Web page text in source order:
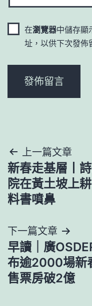
在瀏覽器中儲存顯
址，以供下次發佈
文
章
導
覽
上一篇文章
新春走基層丨
院在黃土坡上
料書噴鼻
下一篇文章
早讀｜廣
布逾2000場新
售票房破2億